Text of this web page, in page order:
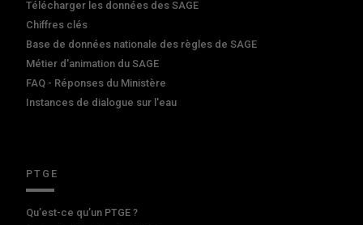
Télécharger les données des SAGE
Chiffres clés
Base de données nationale des règles de SAGE
Métier d'animation du SAGE
FAQ - Réponses du Ministère
Instances de dialogue sur l'eau
PTGE
Qu’est-ce qu’un PTGE ?